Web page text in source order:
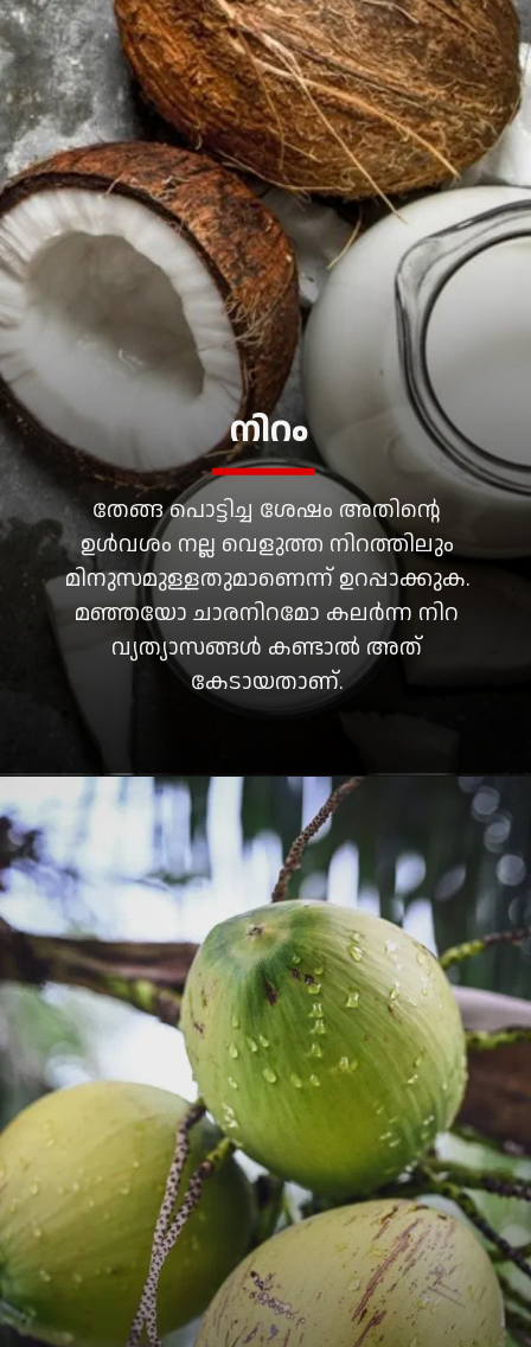
തേങ്ങ പൊട്ടിച്ച ശേഷം അതിന്റെ
ഉൾവശം നല്ല വെളുത്ത നിറത്തിലും
മിനുസമുള്ളതുമാണെന്ന് ഉറപ്പാക്കുക.
മഞ്ഞയോ ചാരനിറമോ കലർന്ന നിറ
വ്യത്യാസങ്ങൾ കണ്ടാൽ അത്
കേടായതാണ്.
നിറം